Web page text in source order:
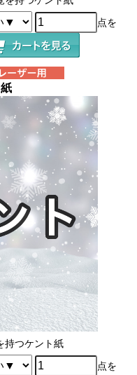
点を
持つケント紙
点を